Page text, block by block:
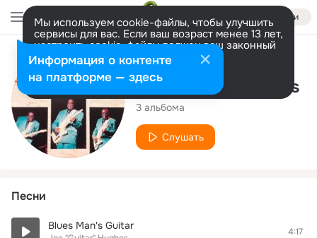
Войти
Мы используем cookie-файлы, чтобы улучшить
сервисы для вас. Если ваш возраст менее 13 лет,
настроить cookie-файлы должен ваш законный
представитель. Больше информации
Разрешить все Настроить
Исполнитель
Joe "Guitar" Hughes
3 альбома
Слушать
Песни
Blues Man's Guitar 4:17
Информация о контенте
на платформе — здесь